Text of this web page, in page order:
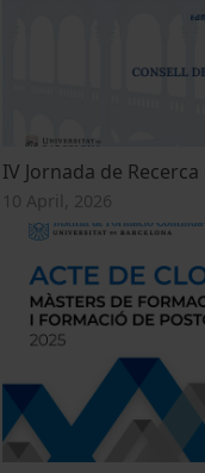
IV Jornada de
10 April, 2026